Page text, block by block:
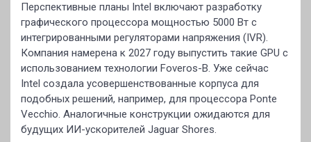
Перспективные планы Intel включают разработку
графического процессора мощностью 5000 Вт с
интегрированными регуляторами напряжения (IVR).
Компания намерена к 2027 году выпустить такие GPU с
использованием технологии Foveros-B. Уже сейчас
Intel создала усовершенствованные корпуса для
подобных решений, например, для процессора Ponte
Vecchio. Аналогичные конструкции ожидаются для
будущих ИИ-ускорителей Jaguar Shores.